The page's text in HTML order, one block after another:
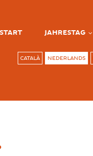
START JAHRESTAG
CATALÀ NEDERLANDS